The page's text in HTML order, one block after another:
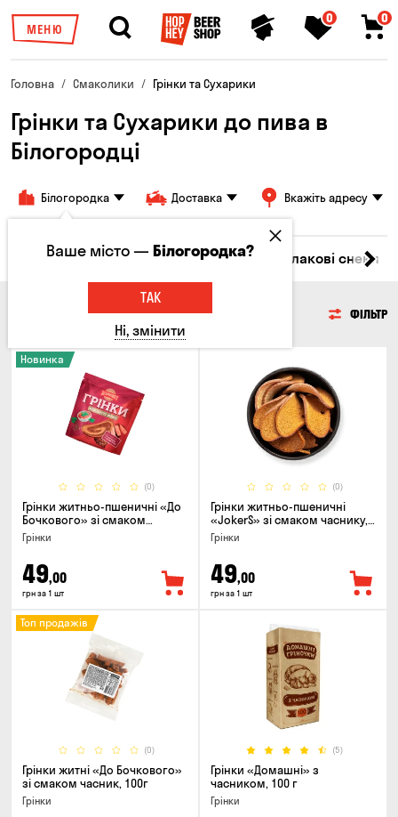
МЕНЮ
0 0
Головна Смаколики Грінки та Сухарики
Грінки та Сухарики до пива в
Білогородці
Білогородка Доставка Вкажіть адресу
Насіння Чипси Грінки та Сухарики Злакові снеки
ГРІНКИ ТА СУХАРИКИ ФІЛЬТР
(0)
Новинка
Грінки житньо-пшеничні «До
Бочкового» зі смаком
телятини та аджики, 75г
Грінки
49,00
грн за 1 шт
(0)
Грінки житньо-пшеничні
«JokerS» зі смаком часнику,
80 г
Грінки
49,00
грн за 1 шт
(0)
Топ продажів
Грінки житні «До Бочкового»
зі смаком часник, 100г
Грінки
(5)
Грінки «Домашні» з
часником, 100 г
Грінки
Ваше місто —Білогородка?
ТАК
Ні, змінити